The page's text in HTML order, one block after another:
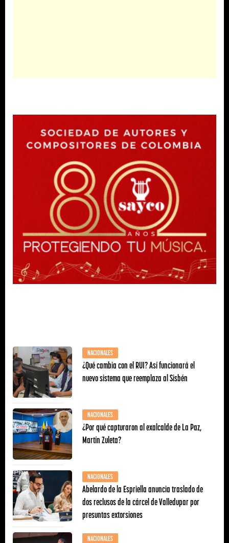
NACIONALES
¿Qué cambia con el RUI? Así funcionará el
nuevo sistema que reemplaza al Sisbén
NACIONALES
¿Por qué capturaron al exalcalde de La Paz,
Martín Zuleta?
NACIONALES
Abelardo de la Espriella anuncia traslado de
dos reclusos de la cárcel de Valledupar por
presuntas extorsiones
NACIONALES